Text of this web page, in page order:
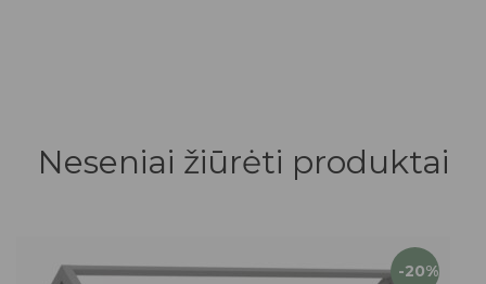
Neseniai žiūrėti produktai
-20%